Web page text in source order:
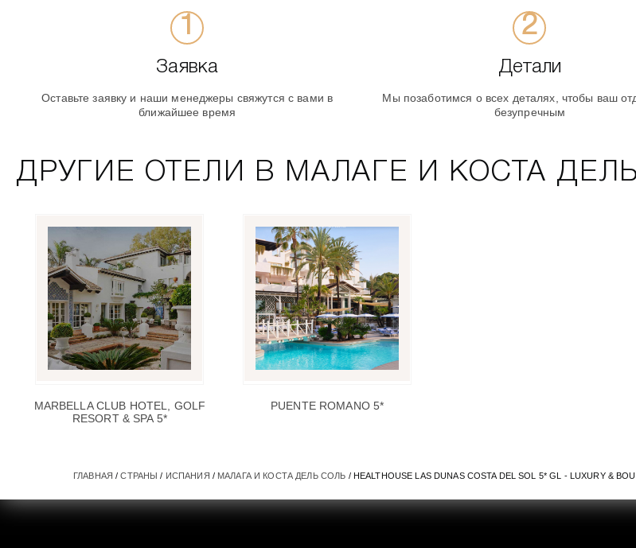
Заявка
Оставьте заявку и наши менеджеры свяжутся с вами в
ближайшее время
Детали
Мы позаботимся о всех деталях, чтобы ваш
безупречным
ДРУГИЕ ОТЕЛИ В МАЛАГЕ И КОСТА
MARBELLA CLUB HOTEL, GOLF
RESORT & SPA 5*
PUENTE ROMANO 5*
ГЛАВНАЯ /СТРАНЫ / ИСПАНИЯ / МАЛАГА И КОСТА ДЕЛЬ СОЛЬ / HEALTHOUSE LAS DUNAS COSTA DEL SOL 5* GL - LUXURY &